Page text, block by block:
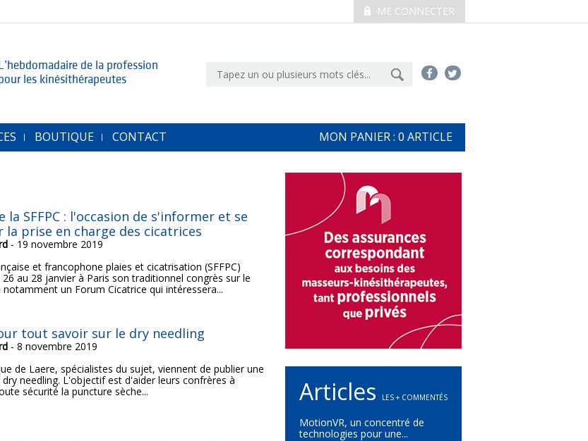
ME CONNECTER
L’hebdomadaire de la profession
les kinésithérapeutes
BOUTIQUE CONTACT MON PANIER : 0 ARTICLE
la SFFPC : l'occasion de s'informer et se
prise en charge des cicatrices
- 19 novembre 2019
et francophone plaies et cicatrisation (SFFPC)
au 28 janvier à Paris son traditionnel congrès sur le
notamment un Forum Cicatrice qui intéressera...
tout savoir sur le dry needling
- 8 novembre 2019
de Laere, spécialistes du sujet, viennent de publier une
needling. L'objectif est d'aider leurs confrères à
sécurité la puncture sèche...
Articles LES + COMMENTÉS
MotionVR, un concentré de
technologies pour une...